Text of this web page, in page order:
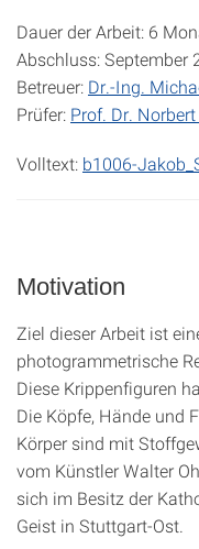
Dauer der Arbeit: 6
Abschluss: September
Betreuer: Dr.-Ing.
Prüfer: Prof. Dr.
Volltext: b1006-
Motivation
Ziel dieser Arbeit ist
photogrammetrische
Diese Krippenfiguren
Die Köpfe, Hände und
Körper sind mit
vom Künstler Walter
sich im Besitz der
Geist in Stuttgart-Ost.